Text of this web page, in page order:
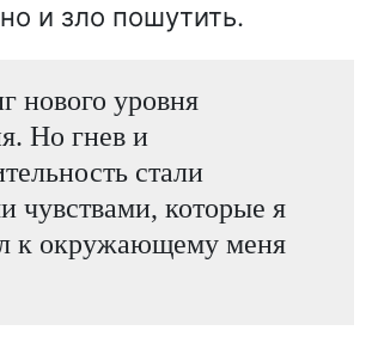
и зло пошутить.
нового уровня
Но гнев и
стали
чувствами, которые я
к окружающему меня